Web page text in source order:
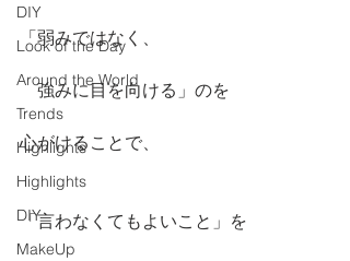
DIY
Look of the Day
Around the World
Trends
Highlights
Highlights
DIY
MakeUp
「弱みではなく、
強みに目を向ける」のを
心がけることで、
「言わなくてもよいこと」を